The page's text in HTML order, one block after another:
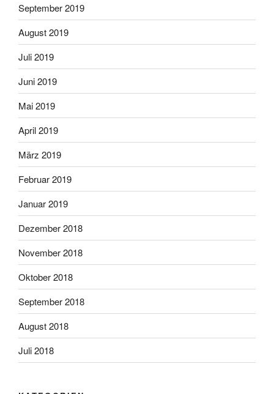
September 2019
August 2019
Juli 2019
Juni 2019
Mai 2019
April 2019
März 2019
Februar 2019
Januar 2019
Dezember 2018
November 2018
Oktober 2018
September 2018
August 2018
Juli 2018